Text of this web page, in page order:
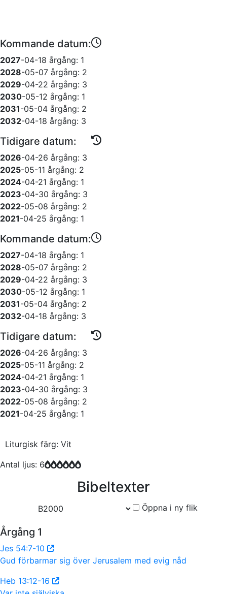
Kommande datum:
2027-04-18 årgång: 1
2028-05-07 årgång: 2
2029-04-22 årgång: 3
2030-05-12 årgång: 1
2031-05-04 årgång: 2
2032-04-18 årgång: 3
Tidigare datum:
2026-04-26 årgång: 3
2025-05-11 årgång: 2
2024-04-21 årgång: 1
2023-04-30 årgång: 3
2022-05-08 årgång: 2
2021-04-25 årgång: 1
Kommande datum:
2027-04-18 årgång: 1
2028-05-07 årgång: 2
2029-04-22 årgång: 3
2030-05-12 årgång: 1
2031-05-04 årgång: 2
2032-04-18 årgång: 3
Tidigare datum:
2026-04-26 årgång: 3
2025-05-11 årgång: 2
2024-04-21 årgång: 1
2023-04-30 årgång: 3
2022-05-08 årgång: 2
2021-04-25 årgång: 1
Liturgisk färg: Vit
Antal ljus: 6
Bibeltexter
Öppna i ny flik
Årgång 1
Jes 54:7-10
Gud förbarmar sig över Jerusalem med evig nåd
Heb 13:12-16